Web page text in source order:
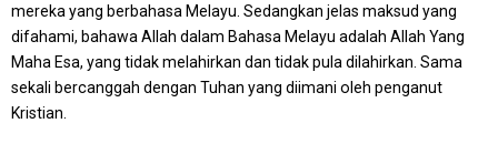
mereka yang berbahasa Melayu. Sedangkan jelas maksud yang
difahami, bahawa Allah dalam Bahasa Melayu adalah Allah Yang
Maha Esa, yang tidak melahirkan dan tidak pula dilahirkan. Sama
sekali bercanggah dengan Tuhan yang diimani oleh penganut
Kristian.